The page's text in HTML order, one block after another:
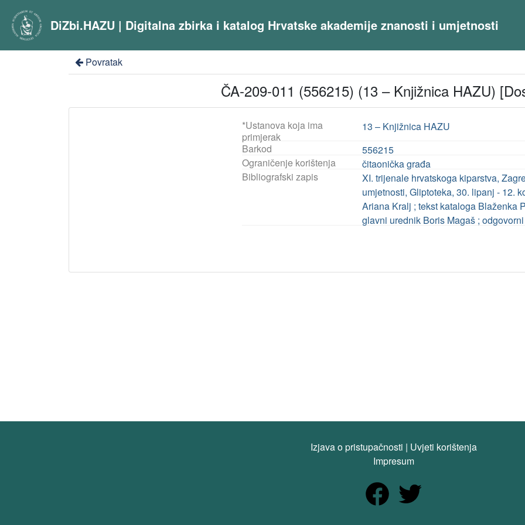
DiZbi.HAZU | Digitalna zbirka i katalog Hrvatske akademije znanosti i umjetnosti
Povratak
ČA-209-011 (556215) (13 – Knjižnica HAZU)
*Ustanova koja ima
primjerak
13 – Knjižnica HAZU
Barkod
556215
Ograničenje korištenja
čitaonička građa
Bibliografski zapis
XI. trijenale hrvatskoga kiparstva,
umjetnosti, Gliptoteka, 30. lipanj - 12.
Ariana Kralj ; tekst kataloga Blaženka
glavni urednik Boris Magaš ;
Izjava o pristupačnosti | Uvjeti korištenja
Impresum